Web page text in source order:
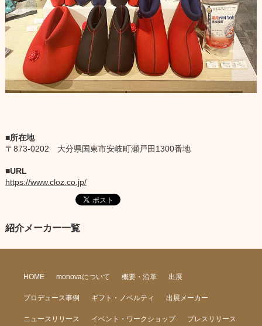
所在地
〒873-0202 大分県国東市安岐町瀬戸田1300番地
URL
https://www.cloz.co.jp/
紹介メーカー一覧
HOME monovaについて 概要・沿革 出展
プロデュース事例 ギフト・ノベルティ 出展メーカー
ニュースリリース イベント・ワークショップ プレスリリース